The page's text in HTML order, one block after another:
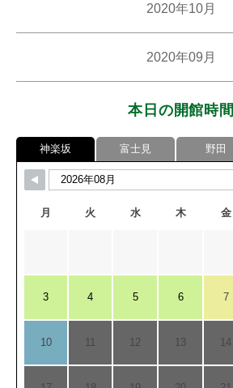
2020年10月
2020年09月
本日の開館時間
神楽坂 富士見 野田
月 火 水 木 金
3 4 5 6 7
10 11 12 13 14